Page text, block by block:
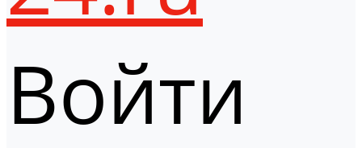
Войти